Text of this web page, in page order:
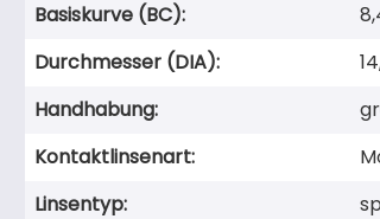
Basiskurve (BC):
Durchmesser (DIA):
Handhabung:
Kontaktlinsenart:
Linsentyp: